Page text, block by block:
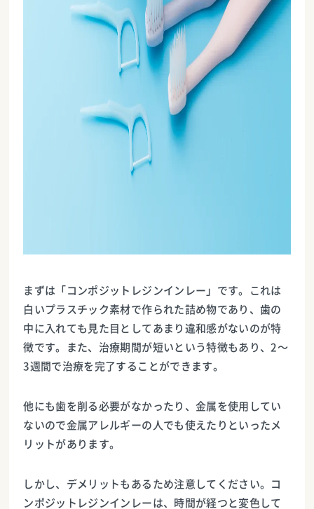
まずは「コンポジットレジンインレー」です。これは
白いプラスチック素材で作られた詰め物であり、歯の
中に入れても見た目としてあまり違和感がないのが特
徴です。また、治療期間が短いという特徴もあり、2〜
3週間で治療を完了することができます。
他にも歯を削る必要がなかったり、金属を使用してい
ないので金属アレルギーの人でも使えたりといったメ
リットがあります。
しかし、デメリットもあるため注意してください。コ
ンポジットレジンインレーは、時間が経つと変色して